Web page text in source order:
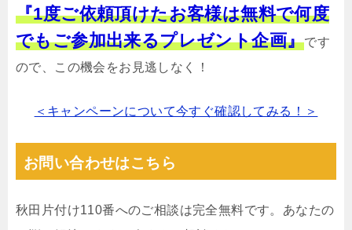
『1度ご依頼頂けたお客様は無料で何度
でもご参加出来るプレゼント企画』です
ので、この機会をお見逃しなく！
＜キャンペーンについて今すぐ確認してみる！＞
お問い合わせはこちら
秋田片付け110番へのご相談は完全無料です。あなたの